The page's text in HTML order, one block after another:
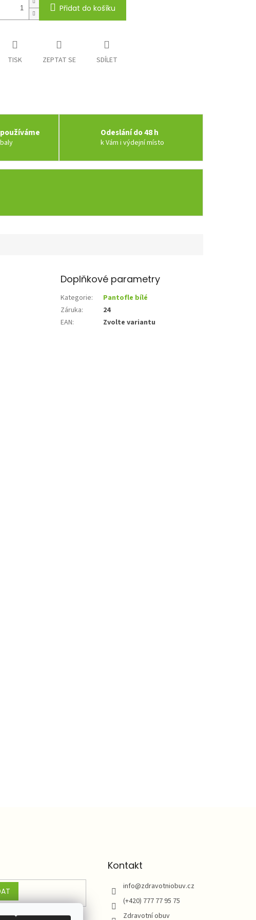
Přidat do košíku
TISK ZEPTAT SE SDÍLET
Odeslání do 48 h
k Vám i výdejní místo
Doplňkové parametry
Kategorie:
Pantofle bílé
Záruka:
24
EAN: Zvolte variantu
Kontakt
info@zdravotniobuv.cz
(+420) 777 77 95 75
Zdravotní obuv